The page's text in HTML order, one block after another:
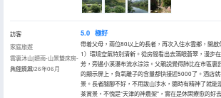
訪客
家庭旅遊
雲裏沐山|聼雨-山景雙床房-
林間清風
入住於2026年06月
5.0 極好
帶着父母，兩位80以上的長者，再次入住水雲鄉，開啟
1）環境空氣特別清新。從房間看出去滿眼蒼翠，漫步
芳，旁邊小溪瀑布流水淙淙。父親説覺得肺比在市區裏
的顯示屏上，負氧離子的含量都快接近5000了。酒店
景。長者腿腳不好，不用跋山涉水，隨時有精神了就能
茶賞景，不愧是“天津的神農架"，實在是休閑療愈的好